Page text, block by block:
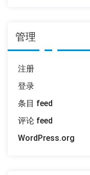
管理
注册
登录
条目 feed
评论 feed
WordPress.org